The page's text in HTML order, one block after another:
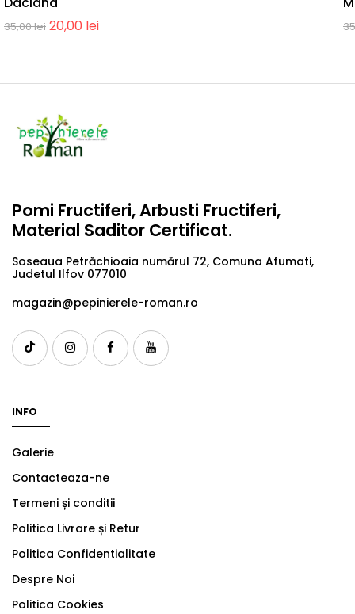
35,00lei 20,00 lei
Pomi Fructiferi, Arbusti Fructiferi,
Material Saditor Certificat.
Soseaua Petrăchioaia numărul 72, Comuna Afumati,
Judetul Ilfov 077010
magazin@pepinierele-roman.ro
INFO
Galerie
Contacteaza-ne
Termeni și conditii
Politica Livrare și Retur
Politica Confidentialitate
Despre Noi
Politica Cookies